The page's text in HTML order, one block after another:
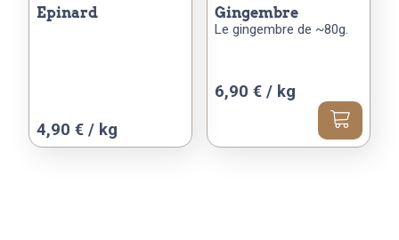
epinard
4,90 € / kg
Ce
produit
gingembre
Le gingembre de ~80g.
6,90 € / kg